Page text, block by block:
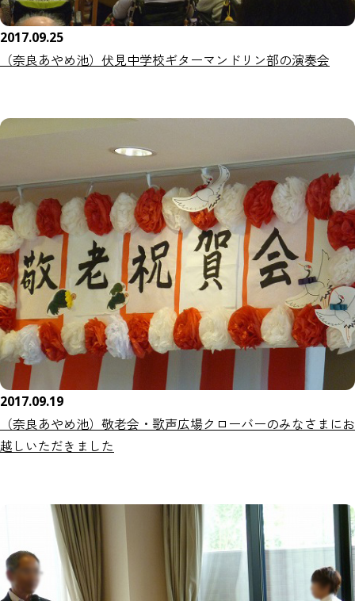
2017.09.25
（奈良あやめ池）伏見中学校ギターマンドリン部の演奏会
2017.09.19
（奈良あやめ池）敬老会・歌声広場クローバーのみなさまにお
越しいただきました